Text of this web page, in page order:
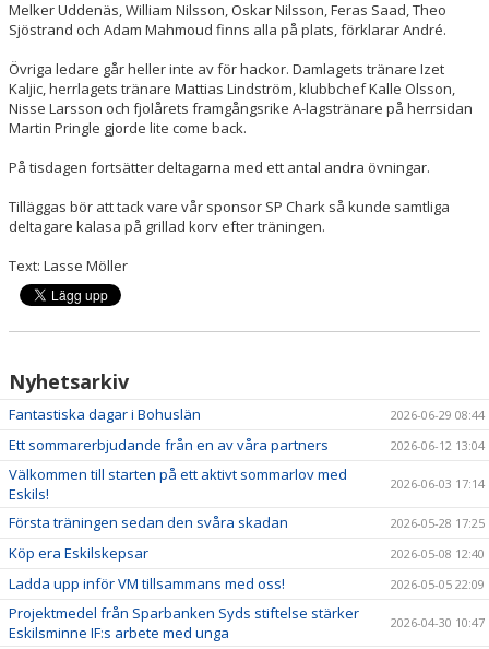
Melker Uddenäs, William Nilsson, Oskar Nilsson, Feras Saad, Theo
Sjöstrand och Adam Mahmoud finns alla på plats, förklarar André.
Övriga ledare går heller inte av för hackor. Damlagets tränare Izet
Kaljic, herrlagets tränare Mattias Lindström, klubbchef Kalle Olsson,
Nisse Larsson och fjolårets framgångsrike A-lagstränare på herrsidan
Martin Pringle gjorde lite come back.
På tisdagen fortsätter deltagarna med ett antal andra övningar.
Tilläggas bör att tack vare vår sponsor SP Chark så kunde samtliga
deltagare kalasa på grillad korv efter träningen.
Text: Lasse Möller
Nyhetsarkiv
Fantastiska dagar i Bohuslän 2026-06-29 08:44
Ett sommarerbjudande från en av våra partners 2026-06-12 13:04
Välkommen till starten på ett aktivt sommarlov med
Eskils!
2026-06-03 17:14
Första träningen sedan den svåra skadan 2026-05-28 17:25
Köp era Eskilskepsar 2026-05-08 12:40
Ladda upp inför VM tillsammans med oss! 2026-05-05 22:09
Projektmedel från Sparbanken Syds stiftelse stärker
Eskilsminne IF:s arbete med unga
2026-04-30 10:47